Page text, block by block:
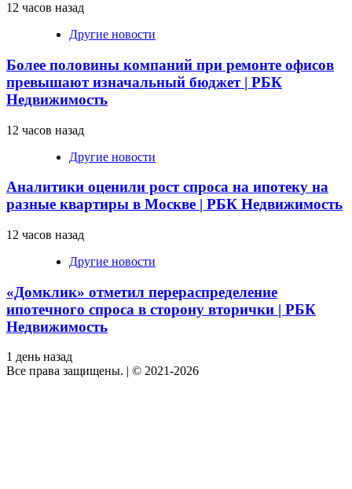
12 часов назад
Другие новости
Более половины компаний при ремонте офисов
превышают изначальный бюджет | РБК
Недвижимость
12 часов назад
Другие новости
Аналитики оценили рост спроса на ипотеку на
разные квартиры в Москве | РБК Недвижимость
12 часов назад
Другие новости
«Домклик» отметил перераспределение
ипотечного спроса в сторону вторички | РБК
Недвижимость
1 день назад
Все права защищены. | © 2021-2026